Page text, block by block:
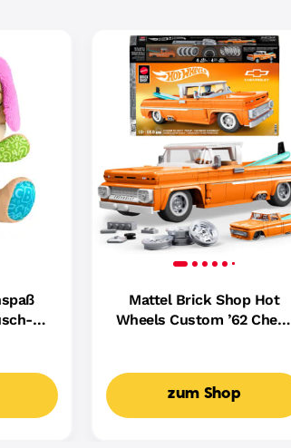
Mattel Brick Shop Hot
Wheels Custom ’62 Chevy
zum Shop